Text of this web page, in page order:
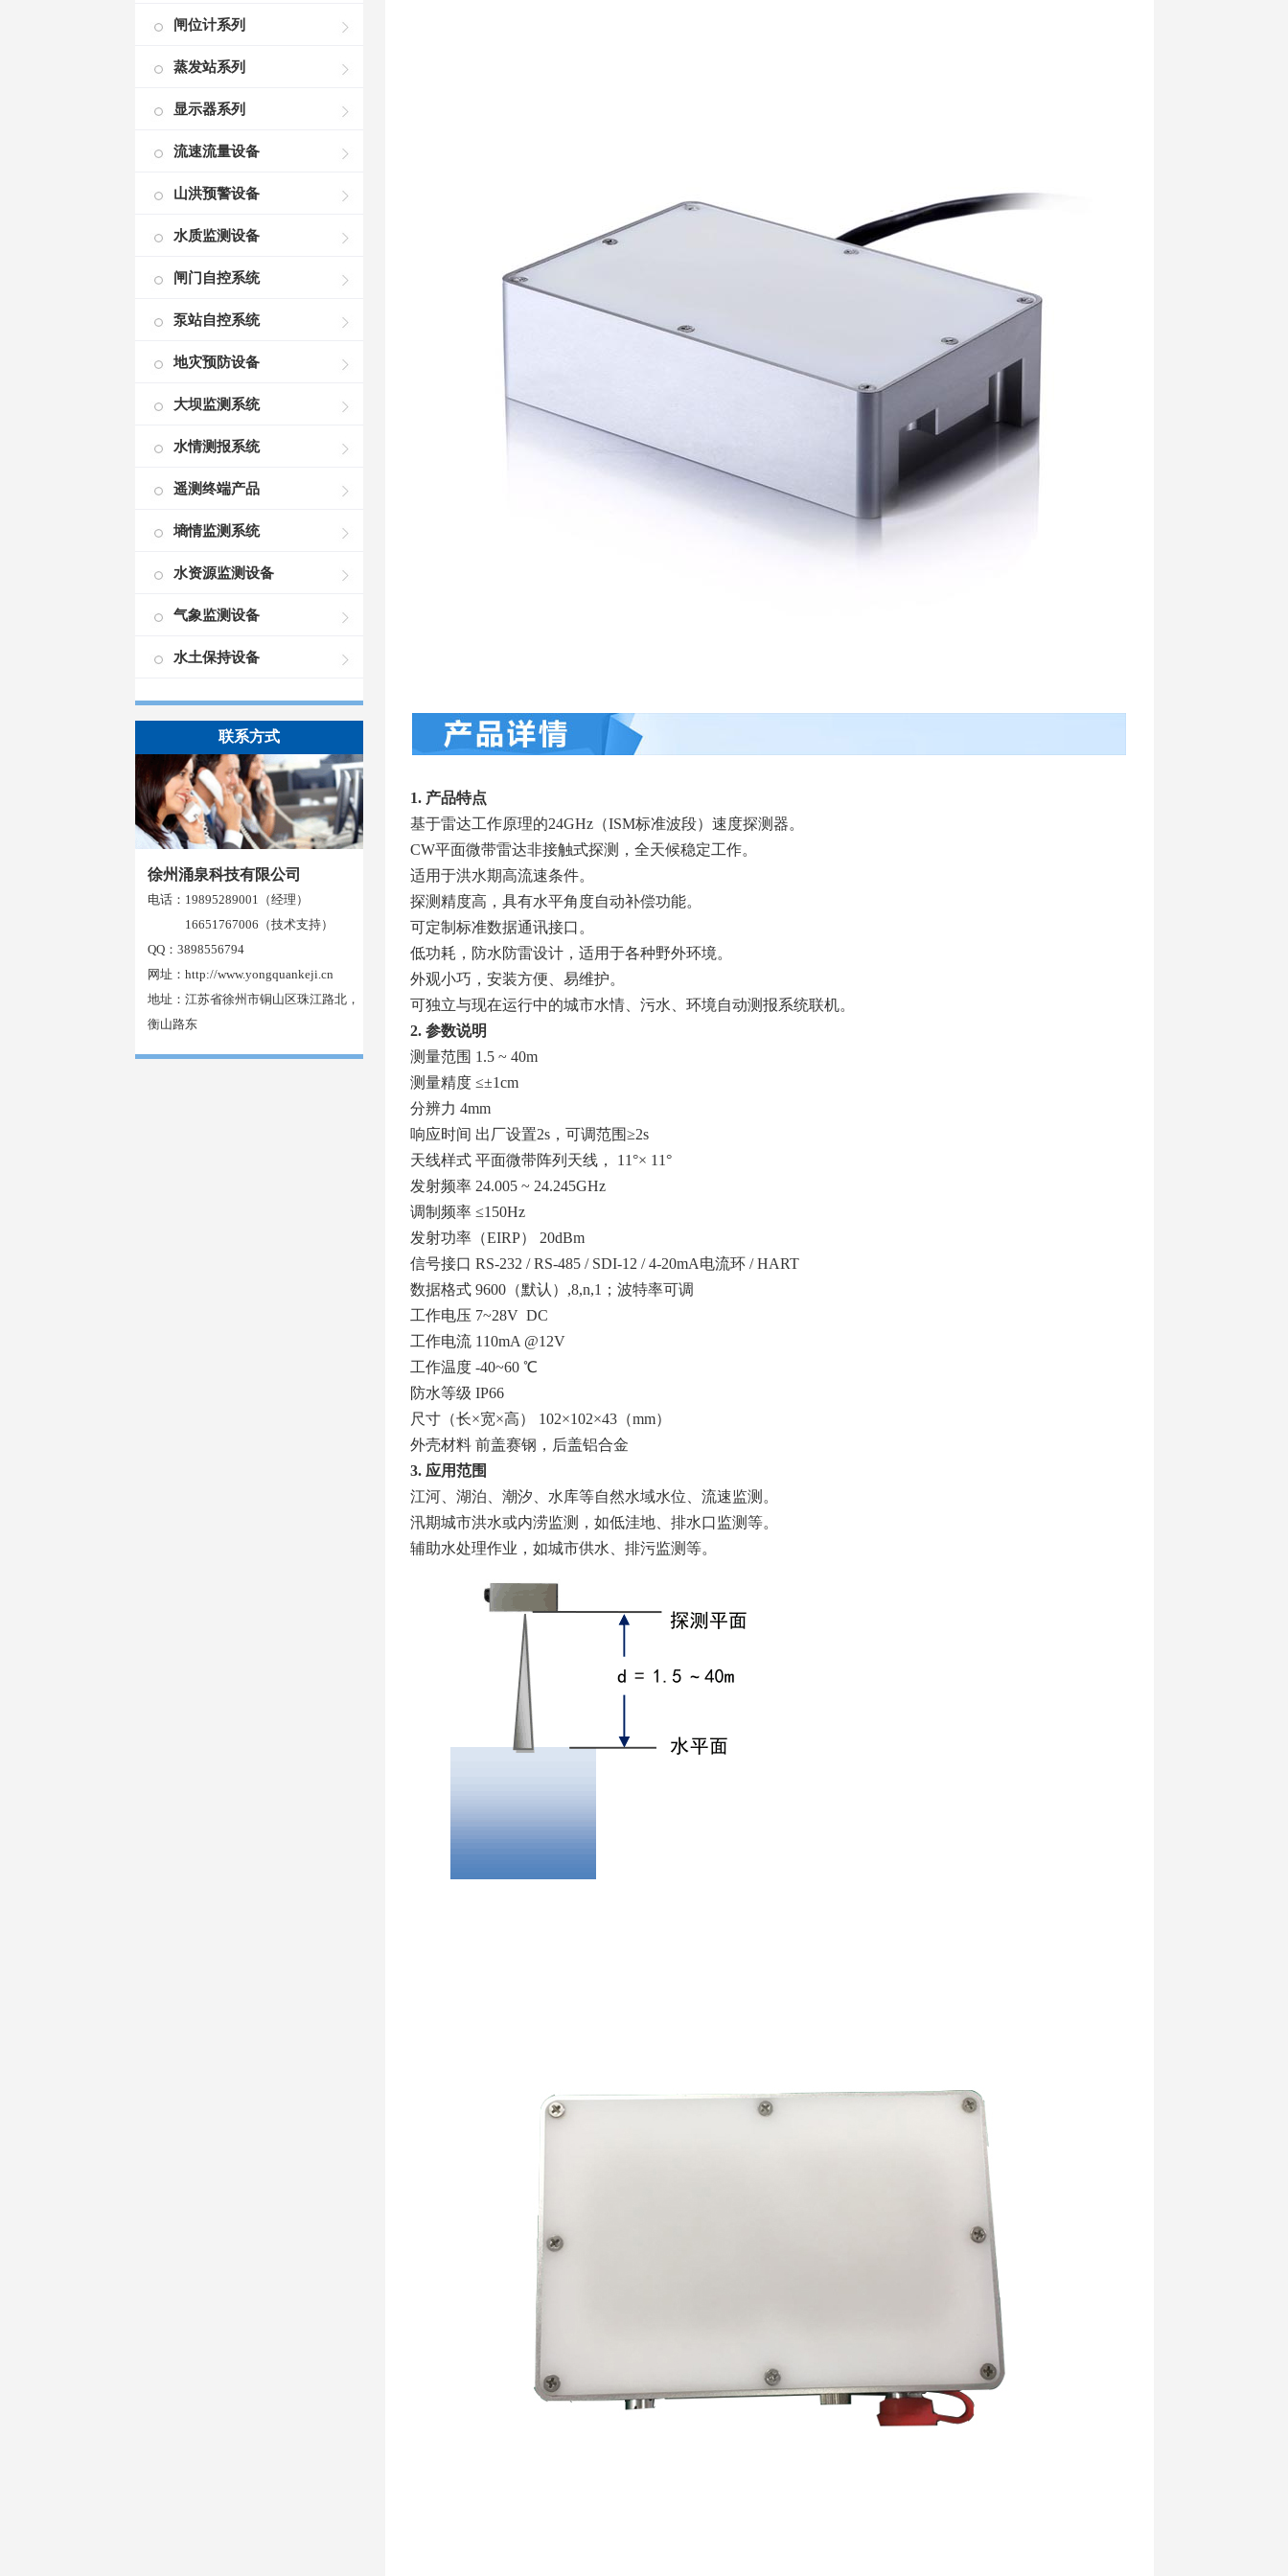
闸位计系列
蒸发站系列
显示器系列
流速流量设备
山洪预警设备
水质监测设备
闸门自控系统
泵站自控系统
地灾预防设备
大坝监测系统
水情测报系统
遥测终端产品
墒情监测系统
水资源监测设备
气象监测设备
水土保持设备
联系方式
徐州涌泉科技有限公司
电话：19895289001（经理）
16651767006（技术支持）
QQ：3898556794
网址： http://www.yongquankeji.cn
地址：江苏省徐州市铜山区珠江路北，
衡山路东
1. 产品特点
基于雷达工作原理的24GHz（ISM标准波段）速度探测器。
CW平面微带雷达非接触式探测，全天候稳定工作。
适用于洪水期高流速条件。
探测精度高，具有水平角度自动补偿功能。
可定制标准数据通讯接口。
低功耗，防水防雷设计，适用于各种野外环境。
外观小巧，安装方便、易维护。
可独立与现在运行中的城市水情、污水、环境自动测报系统联机。
2. 参数说明
测量范围 1.5 ~ 40m
测量精度 ≤±1cm
分辨力 4mm
响应时间 出厂设置2s，可调范围≥2s
天线样式 平面微带阵列天线， 11°× 11°
发射频率 24.005 ~ 24.245GHz
调制频率 ≤150Hz
发射功率（EIRP） 20dBm
信号接口 RS-232 / RS-485 / SDI-12 / 4-20mA电流环 / HART
数据格式 9600（默认）,8,n,1；波特率可调
工作电压 7~28V DC
工作电流 110mA @12V
工作温度 -40~60 ℃
防水等级 IP66
尺寸（长×宽×高） 102×102×43（mm）
外壳材料 前盖赛钢，后盖铝合金
3. 应用范围
江河、湖泊、潮汐、水库等自然水域水位、流速监测。
汛期城市洪水或内涝监测，如低洼地、排水口监测等。
辅助水处理作业，如城市供水、排污监测等。